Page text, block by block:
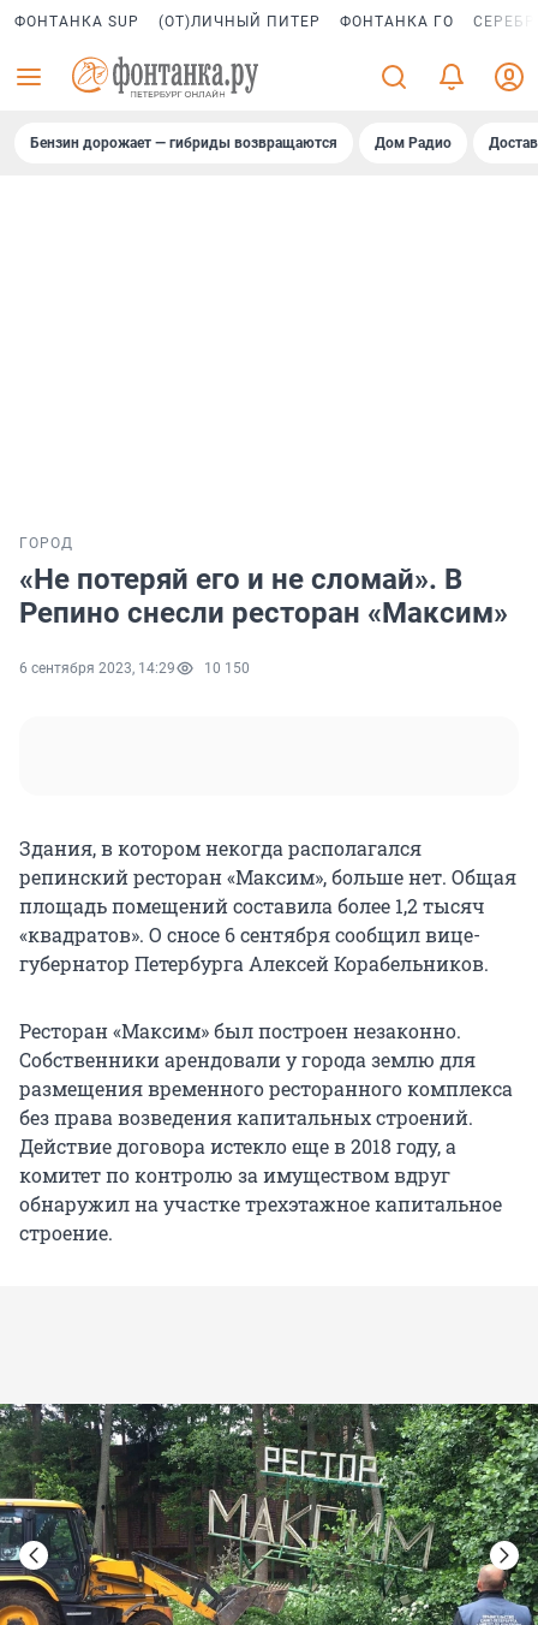
ФОНТАНКА SUP (ОТ)ЛИЧНЫЙ ПИТЕР ФОНТАНКА ГО
Бензин дорожает — гибриды возвращаются Дом Радио
ГОРОД
«Не потеряй его и не сломай». В
Репино снесли ресторан «Максим»
6 сентября 2023, 14:29 10 150
Здания, в котором некогда располагался
репинский ресторан «Максим», больше нет. Общая
площадь помещений составила более 1,2 тысяч
«квадратов». О сносе 6 сентября сообщил вице-
губернатор Петербурга Алексей Корабельников.
Ресторан «Максим» был построен незаконно.
Собственники арендовали у города землю для
размещения временного ресторанного комплекса
без права возведения капитальных строений.
Действие договора истекло еще в 2018 году, а
комитет по контролю за имуществом вдруг
обнаружил на участке трехэтажное капитальное
строение.